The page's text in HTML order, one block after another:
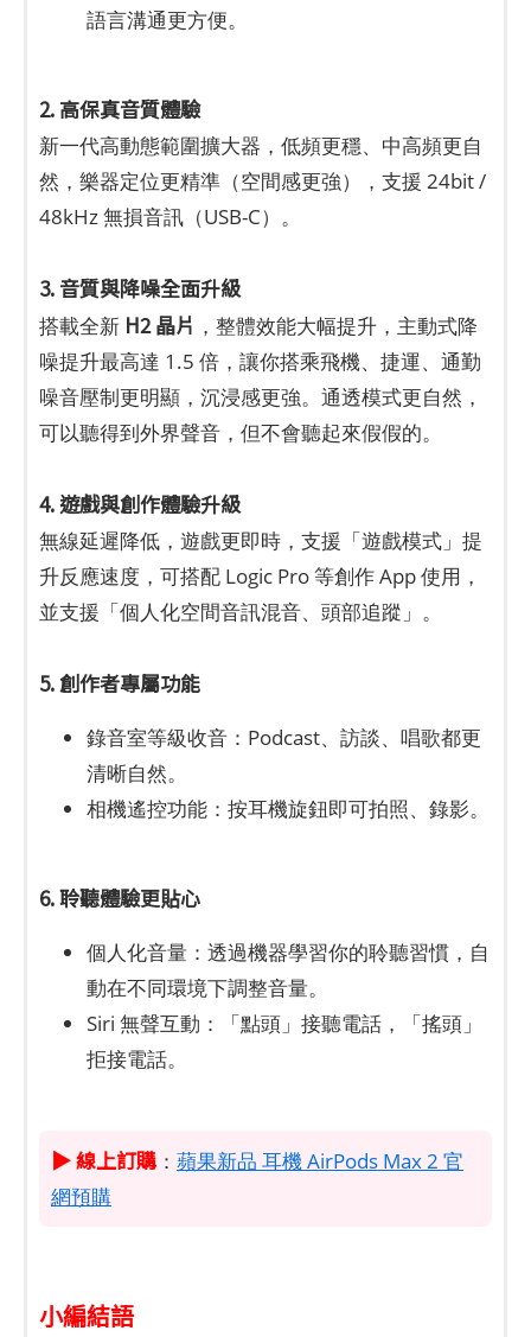
語言溝通更方便。
2. 高保真音質體驗
新一代高動態範圍擴大器，低頻更穩、中高頻更自
然，樂器定位更精準（空間感更強），支援 24bit /
48kHz 無損音訊（USB-C）。
3. 音質與降噪全面升級
搭載全新 H2 晶片 ，整體效能大幅提升，主動式降
噪提升最高達 1.5 倍，讓你搭乘飛機、捷運、通勤
噪音壓制更明顯，沉浸感更強。通透模式更自然，
可以聽得到外界聲音，但不會聽起來假假的。
4. 遊戲與創作體驗升級
無線延遲降低，遊戲更即時，支援「遊戲模式」提
升反應速度，可搭配 Logic Pro 等創作 App 使用，
並支援「個人化空間音訊混音、頭部追蹤」。
5. 創作者專屬功能
錄音室等級收音：Podcast、訪談、唱歌都更
清晰自然。
相機遙控功能：按耳機旋鈕即可拍照、錄影。
6. 聆聽體驗更貼心
個人化音量：透過機器學習你的聆聽習慣，自
動在不同環境下調整音量。
Siri 無聲互動：「點頭」接聽電話，「搖頭」
拒接電話。
▶ 線上訂購 ： 蘋果新品 耳機 AirPods Max 2 官
網預購
小編結語